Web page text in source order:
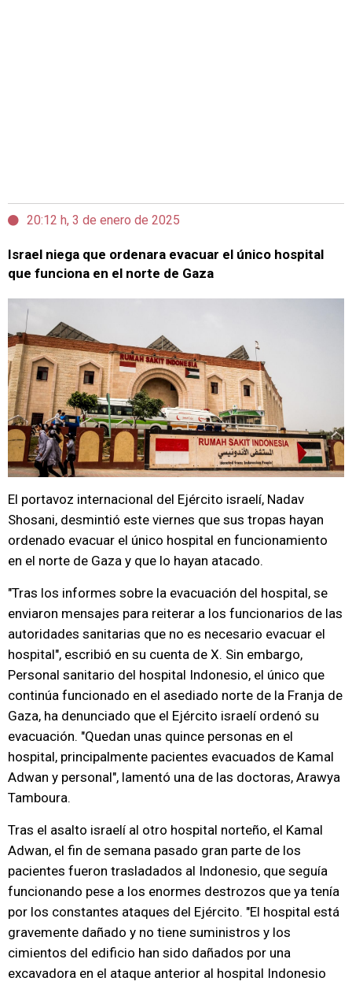
20:12 h, 3 de enero de 2025
Israel niega que ordenara evacuar el único hospital
que funciona en el norte de Gaza
El portavoz internacional del Ejército israelí, Nadav
Shosani, desmintió este viernes que sus tropas hayan
ordenado evacuar el único hospital en funcionamiento
en el norte de Gaza y que lo hayan atacado.
"Tras los informes sobre la evacuación del hospital, se
enviaron mensajes para reiterar a los funcionarios de las
autoridades sanitarias que no es necesario evacuar el
hospital", escribió en su cuenta de X. Sin embargo,
Personal sanitario del hospital Indonesio, el único que
continúa funcionado en el asediado norte de la Franja de
Gaza, ha denunciado que el Ejército israelí ordenó su
evacuación. "Quedan unas quince personas en el
hospital, principalmente pacientes evacuados de Kamal
Adwan y personal", lamentó una de las doctoras, Arawya
Tamboura.
Tras el asalto israelí al otro hospital norteño, el Kamal
Adwan, el fin de semana pasado gran parte de los
pacientes fueron trasladados al Indonesio, que seguía
funcionando pese a los enormes destrozos que ya tenía
por los constantes ataques del Ejército. "El hospital está
gravemente dañado y no tiene suministros y los
cimientos del edificio han sido dañados por una
excavadora en el ataque anterior al hospital Indonesio